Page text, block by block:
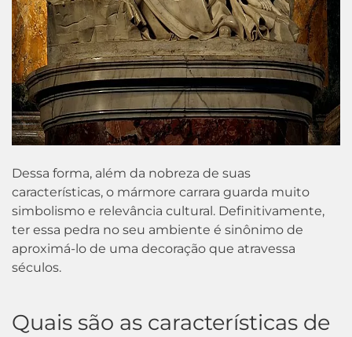
Dessa forma, além da nobreza de suas
características, o mármore carrara guarda muito
simbolismo e relevância cultural. Definitivamente,
ter essa pedra no seu ambiente é sinônimo de
aproximá-lo de uma decoração que atravessa
séculos.
Quais são as características de